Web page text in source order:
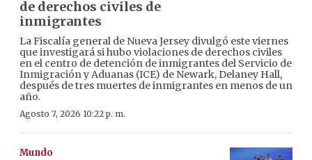
de derechos civiles de
inmigrantes
La Fiscalía general de Nueva Jersey divulgó este viernes
que investigará si hubo violaciones de derechos civiles
en el centro de detención de inmigrantes del Servicio de
Inmigración y Aduanas (ICE) de Newark, Delaney Hall,
después de tres muertes de inmigrantes en menos de un
año.
Agosto 7, 2026 10:22 p. m.
Mundo